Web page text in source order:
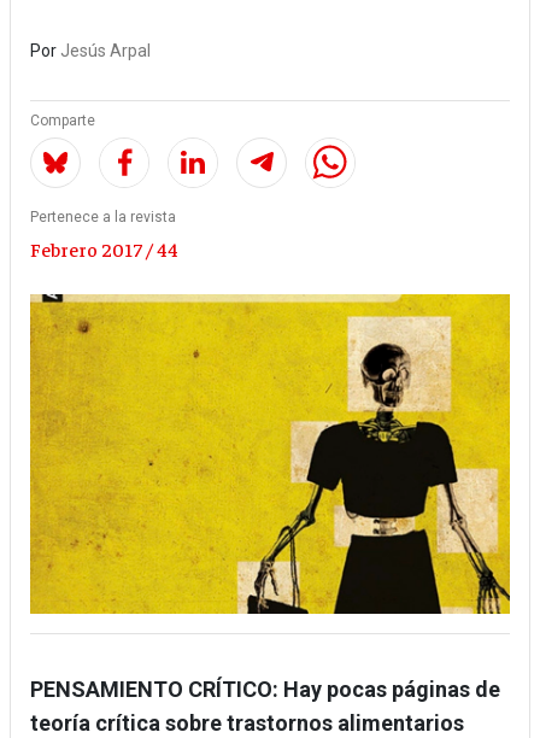
Por Jesús Arpal
Comparte
Pertenece a la revista
Febrero 2017 / 44
PENSAMIENTO CRÍTICO: Hay pocas páginas de
teoría crítica sobre trastornos alimentarios